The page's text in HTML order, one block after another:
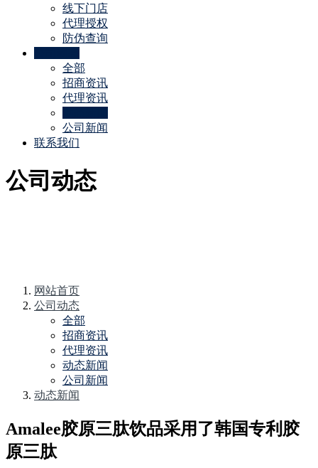
线下门店
代理授权
防伪查询
全部
招商资讯
代理资讯
公司新闻
联系我们
公司动态
网站首页
公司动态
全部
招商资讯
代理资讯
动态新闻
公司新闻
动态新闻
Amalee胶原三肽饮品采用了韩国专利胶
原三肽